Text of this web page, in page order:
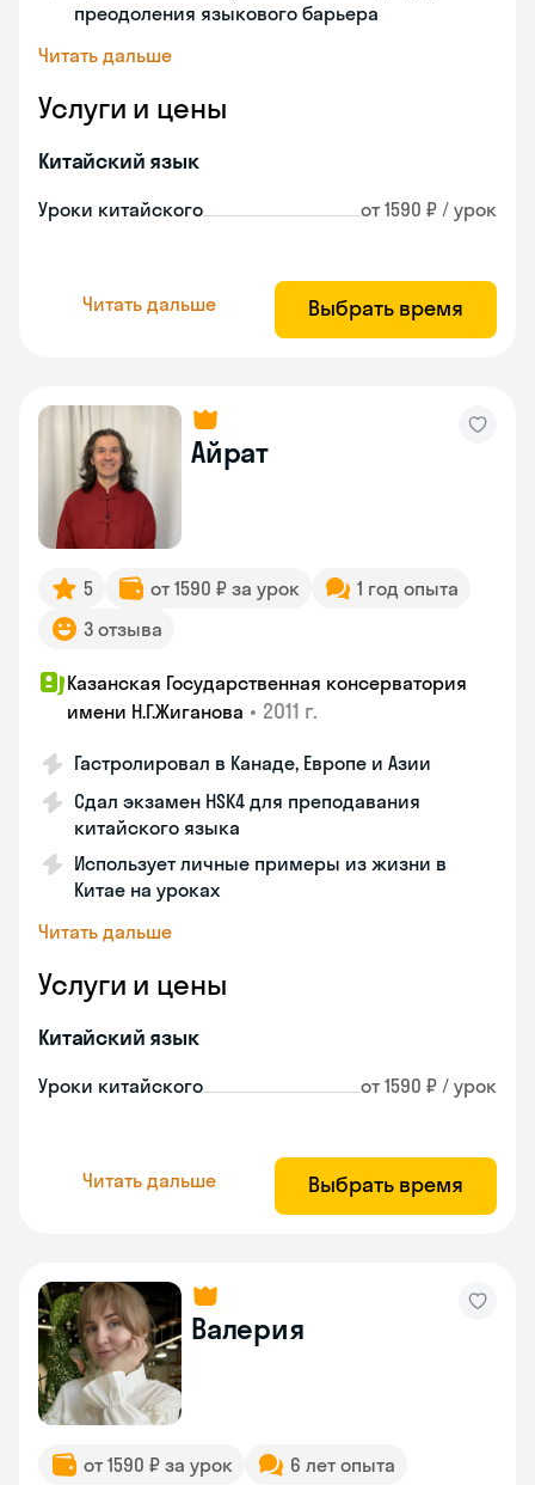
преодоления языкового барьера
Читать дальше
Услуги и цены
Китайский язык
Уроки китайского от 1590 ₽ / урок
Читать дальше Выбрать время
Айрат
5 от 1590 ₽ за урок
1 год опыта
3 отзыва
Казанская Государственная консерватория
имени Н.Г.Жиганова • 2011 г.
Гастролировал в Канаде, Европе и Азии
Сдал экзамен HSK4 для преподавания
китайского языка
Использует личные примеры из жизни в
Китае на уроках
Читать дальше
Услуги и цены
Китайский язык
Уроки китайского от 1590 ₽ / урок
Читать дальше Выбрать время
Валерия
от 1590 ₽ за урок 6 лет опыта